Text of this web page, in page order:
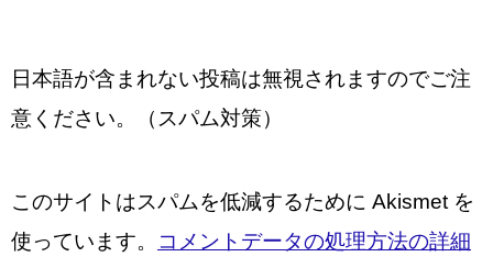
日本語が含まれない投稿は無視されますのでご注
意ください。（スパム対策）
このサイトはスパムを低減するために Akismet を
使っています。
コメントデータの処理方法の詳細